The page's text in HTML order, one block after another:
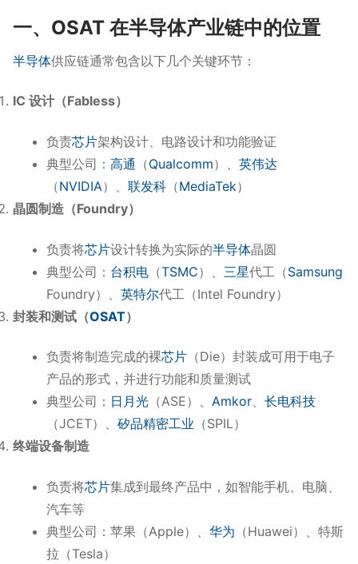
一、OSAT 在半导体产业链中的位置
半导体供应链通常包含以下几个关键环节：
IC 设计（Fabless）
负责芯片架构设计、电路设计和功能验证
典型公司： 高通 （Qualcomm）、 英伟达
（NVIDIA）、 联发科（MediaTek）
晶圆制造（Foundry）
负责将芯片设计转换为实际的半导体晶圆
典型公司： 台积电（TSMC）、 三星代工（Samsung
Foundry）、 英特尔代工（Intel Foundry）
封装和测试（OSAT）
负责将制造完成的裸芯片（Die）封装成可用于电子
产品的形式，并进行功能和质量测试
典型公司： 日月光（ASE）、 Amkor、 长电科技
（JCET）、 矽品精密工业 （SPIL）
终端设备制造
负责将芯片集成到最终产品中，如智能手机、电脑、
汽车等
典型公司：苹果（Apple）、 华为 （Huawei）、特斯
拉（Tesla）